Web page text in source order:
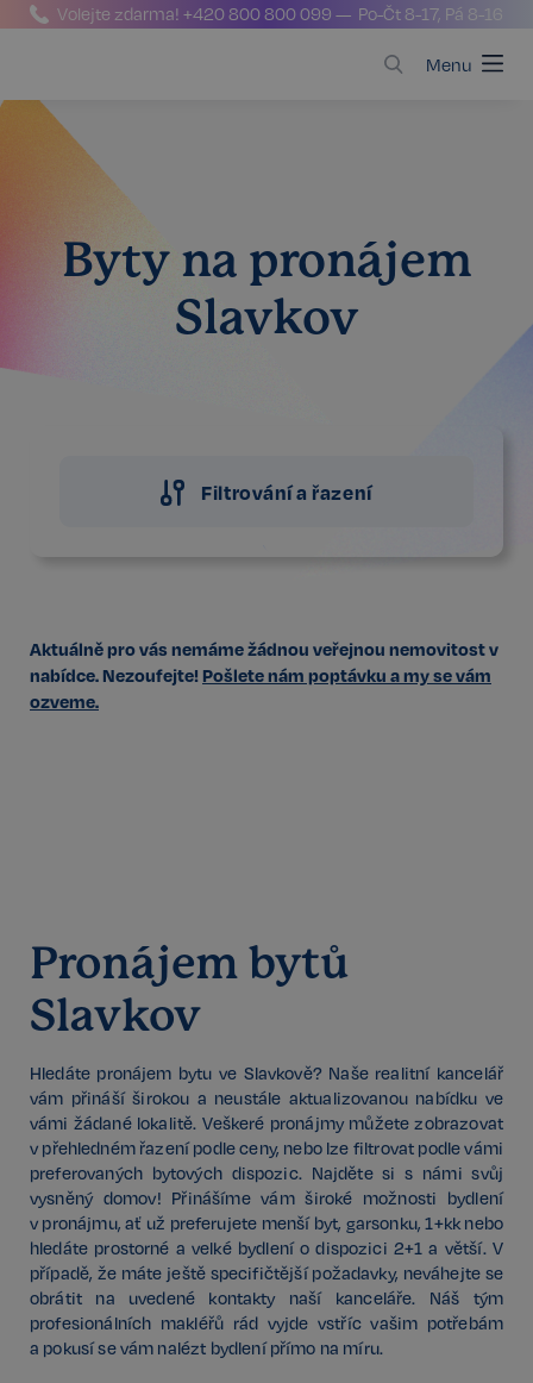
Volejte zdarma!+420 800 800 099 — Po-Čt 8-17, Pá 8-16
Menu
Byty na pronájem
Slavkov
Filtrování a řazení
Aktuálně pro vás nemáme žádnou veřejnou nemovitost v
nabídce. Nezoufejte! Pošlete nám poptávku a my se vám
ozveme.
Pronájem bytů
Slavkov
Hledáte pronájem bytu ve Slavkově? Naše realitní kancelář
vám přináší širokou a neustále aktualizovanou nabídku ve
vámi žádané lokalitě. Veškeré pronájmy můžete zobrazovat
v přehledném řazení podle ceny, nebo lze filtrovat podle vámi
preferovaných bytových dispozic. Najděte si s námi svůj
vysněný domov! Přinášíme vám široké možnosti bydlení
v pronájmu, ať už preferujete menší byt, garsonku, 1+kk nebo
hledáte prostorné a velké bydlení o dispozici 2+1 a větší. V
případě, že máte ještě specifičtější požadavky, neváhejte se
obrátit na uvedené kontakty naší kanceláře. Náš tým
profesionálních makléřů rád vyjde vstříc vašim potřebám
a pokusí se vám nalézt bydlení přímo na míru.